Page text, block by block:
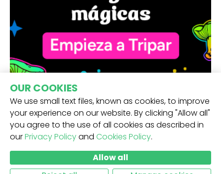
RECIBE NUESTRA NEWSLETTER -
ENVIAR
OUR COOKIES
We use small text files, known as cookies, to improve
your experience on our website. By clicking "Allow all"
you agree to the use of all cookies as described in
ourPrivacy Policyand Cookies Policy.
Allow all